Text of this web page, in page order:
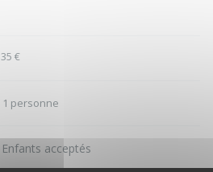
35 €
1 personne
Enfants acceptés